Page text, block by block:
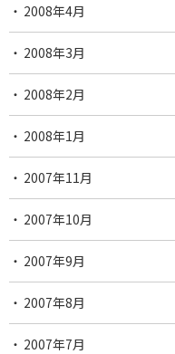
2008年4月
2008年3月
2008年2月
2008年1月
2007年11月
2007年10月
2007年9月
2007年8月
2007年7月